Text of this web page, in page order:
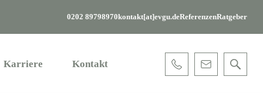
0202 89798970kontakt[at]evgu.deReferenzenRatgeber
Karriere Kontakt